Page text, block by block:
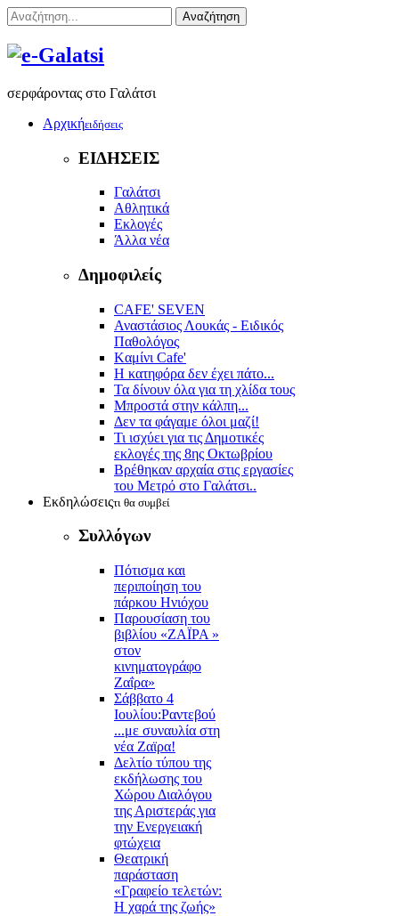
Αναζήτηση
σερφάροντας στο Γαλάτσι
Αρχικήειδήσεις
ΕΙΔΗΣΕΙΣ
Γαλάτσι
Αθλητικά
Εκλογές
Άλλα νέα
Δημοφιλείς
CAFE' SEVEN
Αναστάσιος Λουκάς - Ειδικός
Παθολόγος
Kαμίνι Cafe'
Η κατηφόρα δεν έχει πάτο...
Τα δίνουν όλα για τη χλίδα τους
Μπροστά στην κάλπη...
Δεν τα φάγαμε όλοι μαζί!
Τι ισχύει για τις Δημοτικές
εκλογές της 8ης Οκτωβρίου
Βρέθηκαν αρχαία στις εργασίες
του Μετρό στο Γαλάτσι..
Εκδηλώσειςτι θα συμβεί
Συλλόγων
Πότισμα και
περιποίηση του
πάρκου Ηνιόχου
Παρουσίαση του
βιβλίου «ΖΑΪΡΑ »
στον
κινηματογράφο
Ζαΐρα»
Σάββατο 4
Ιουλίου:Ραντεβού
...με συναυλία στη
νέα Ζαϊρα!
Δελτίο τύπου της
εκδήλωσης του
Χώρου Διαλόγου
της Αριστεράς για
την Ενεργειακή
φτώχεια
Θεατρική
παράσταση
«Γραφείο τελετών:
Η χαρά της ζωής»